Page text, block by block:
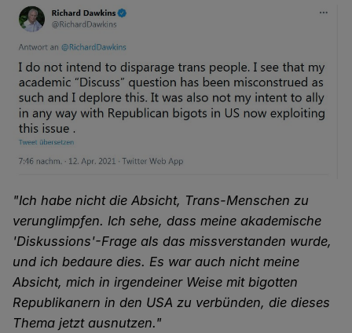
"Ich habe nicht die Absicht, Trans-Menschen zu
verunglimpfen. Ich sehe, dass meine akademische
'Diskussions'-Frage als das missverstanden wurde,
und ich bedaure dies. Es war auch nicht meine
Absicht, mich in irgendeiner Weise mit bigotten
Republikanern in den USA zu verbünden, die dieses
Thema jetzt ausnutzen."